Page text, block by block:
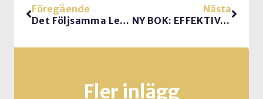
Föregående
Det Följsamma Ledarskapet
Nästa
NY BOK: EFFEKTIVA MÖTEN
Fler inlägg